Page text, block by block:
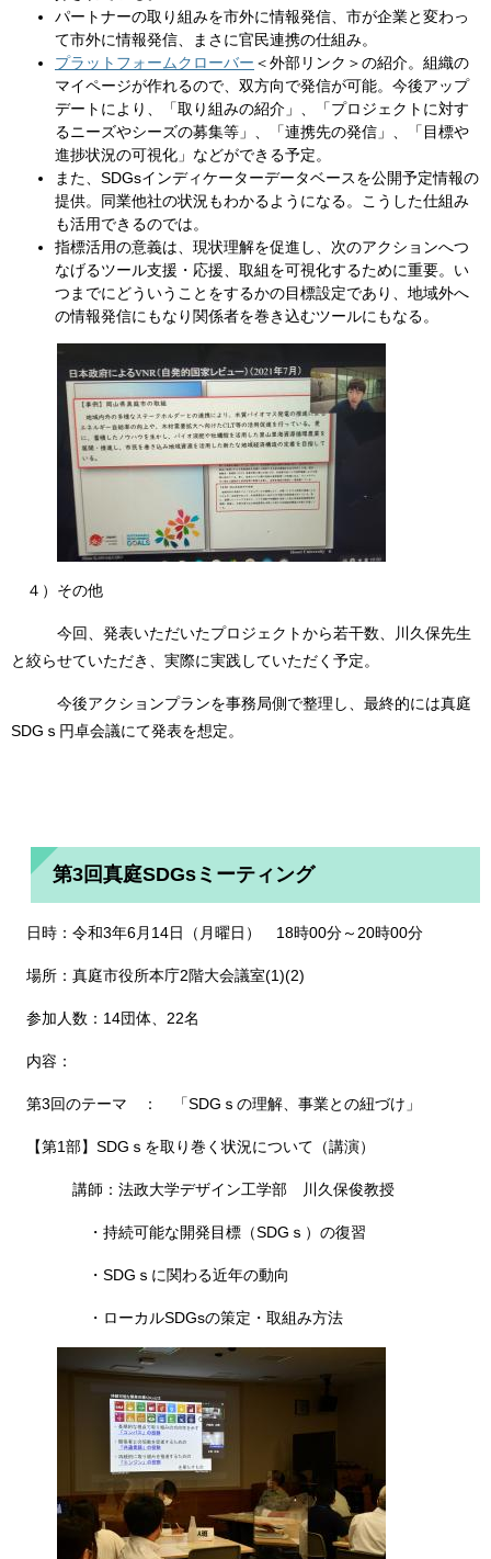
パートナーの取り組みを市外に情報発信、市が企業と変わっ
て市外に情報発信、まさに官民連携の仕組み。
プラットフォームクローバー ＜外部リンク＞の紹介。組織の
マイページが作れるので、双方向で発信が可能。今後アップ
デートにより、「取り組みの紹介」、「プロジェクトに対す
るニーズやシーズの募集等」、「連携先の発信」、「目標や
進捗状況の可視化」などができる予定。
また、SDGsインディケーターデータベースを公開予定情報の
提供。同業他社の状況もわかるようになる。こうした仕組み
も活用できるのでは。
指標活用の意義は、現状理解を促進し、次のアクションへつ
なげるツール支援・応援、取組を可視化するために重要。い
つまでにどういうことをするかの目標設定であり、地域外へ
の情報発信にもなり関係者を巻き込むツールにもなる。
４）その他
今回、発表いただいたプロジェクトから若干数、川久保先生
と絞らせていただき、実際に実践していただく予定。
今後アクションプランを事務局側で整理し、最終的には真庭
SDGｓ円卓会議にて発表を想定。
第3回真庭SDGsミーティング
日時：令和3年6月14日（月曜日） 18時00分～20時00分
場所：真庭市役所本庁2階大会議室(1)(2)
参加人数：14団体、22名
内容：
第3回のテーマ ： 「SDGｓの理解、事業との紐づけ」
【第1部】SDGｓを取り巻く状況について（講演）
講師：法政大学デザイン工学部 川久保俊教授
・持続可能な開発目標（SDGｓ）の復習
・SDGｓに関わる近年の動向
・ローカルSDGsの策定・取組み方法